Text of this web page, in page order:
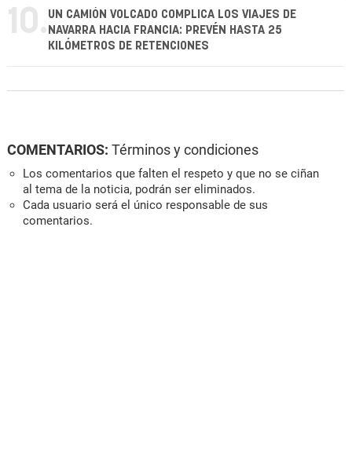
10. UN CAMIÓN VOLCADO COMPLICA LOS VIAJES DE
NAVARRA HACIA FRANCIA: PREVÉN HASTA 25
KILÓMETROS DE RETENCIONES
COMENTARIOS: Términos y condiciones
Los comentarios que falten el respeto y que no se ciñan
al tema de la noticia, podrán ser eliminados.
Cada usuario será el único responsable de sus
comentarios.